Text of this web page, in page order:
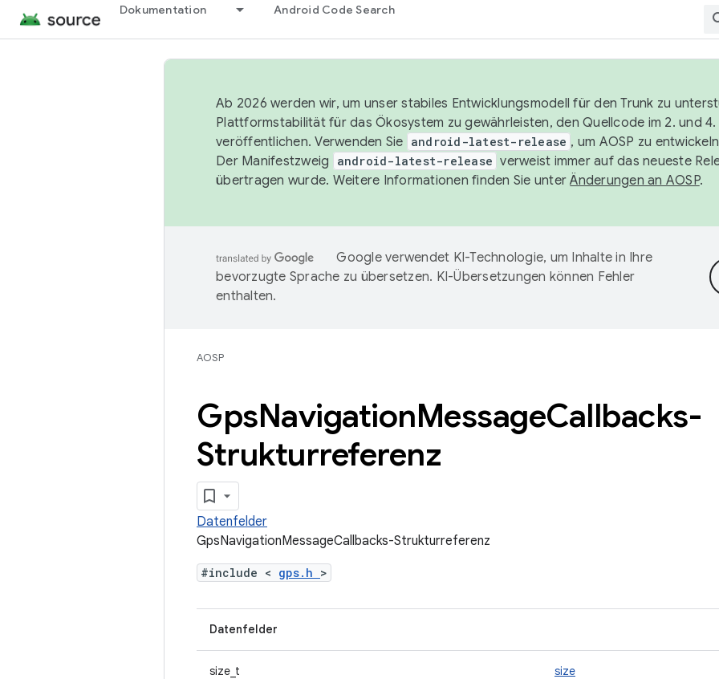
Dokumentation Android Code Search
Ab 2026 werden wir, um unser stabiles Entwicklungsmodell für den Trunk zu
Plattformstabilität für das Ökosystem zu gewährleisten, den Quellcode im 2. und 4.
veröffentlichen. Verwenden Sie android-latest-release , um AOSP zu
Der Manifestzweig
android-latest-release verweist immer auf das neueste
übertragen wurde. Weitere Informationen finden Sie unterÄnderungen an AOSP.
Google verwendet KI-Technologie, um Inhalte in Ihre
bevorzugte Sprache zu übersetzen. KI-Übersetzungen können Fehler
enthalten.
AOSP
GpsNavigationMessageCallbacks-
Strukturreferenz
Datenfelder
GpsNavigationMessageCallbacks-Strukturreferenz
#include < gps.h >
Datenfelder
size_t size